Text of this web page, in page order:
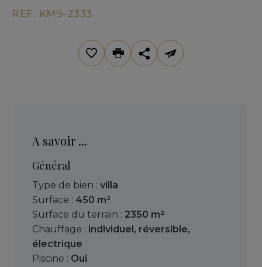
REF. KM9-2333
A savoir ...
Général
Type de bien : villa
Surface : 450 m²
Surface du terrain : 2350 m²
Chauffage : individuel, réversible,
électrique
Piscine : Oui